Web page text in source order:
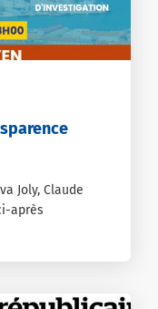
Joly, Claude
après